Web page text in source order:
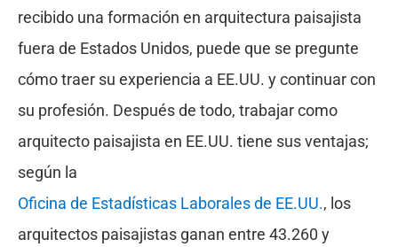
recibido una formación en arquitectura paisajista
fuera de Estados Unidos, puede que se pregunte
cómo traer su experiencia a EE.UU. y continuar con
su profesión. Después de todo, trabajar como
arquitecto paisajista en EE.UU. tiene sus ventajas;
según la
Oficina de Estadísticas Laborales de EE.UU., los
arquitectos paisajistas ganan entre 43.260 y